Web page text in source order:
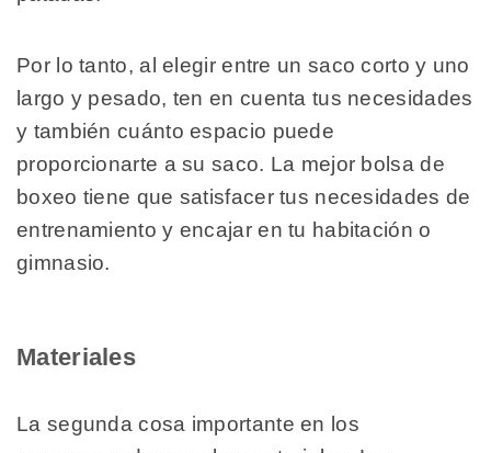
Por lo tanto, al elegir entre un saco corto y uno
largo y pesado, ten en cuenta tus necesidades
y también cuánto espacio puede
proporcionarte a su saco. La mejor bolsa de
boxeo tiene que satisfacer tus necesidades de
entrenamiento y encajar en tu habitación o
gimnasio.
Materiales
La segunda cosa importante en los